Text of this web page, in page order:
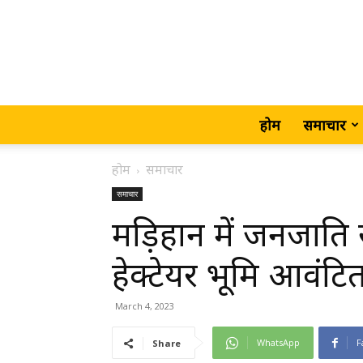
होम समाचार
होम समाचार
समाचार
मड़िहान में
हेक्टेयर भूमि
March 4, 2023
Share WhatsApp